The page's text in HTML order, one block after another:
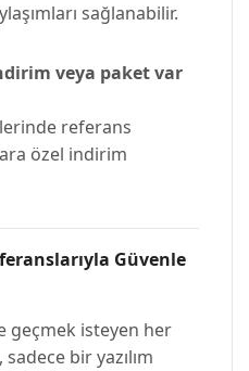
sağlanabilir.
veya paket var
referans
özel indirim
Güvenle
geçmek isteyen her
bir yazılım